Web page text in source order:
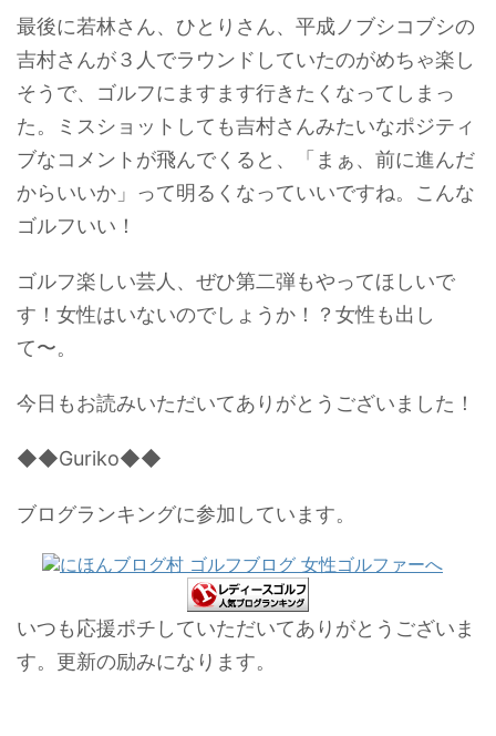
最後に若林さん、ひとりさん、平成ノブシコブシの
吉村さんが３人でラウンドしていたのがめちゃ楽し
そうで、ゴルフにますます行きたくなってしまっ
た。ミスショットしても吉村さんみたいなポジティ
ブなコメントが飛んでくると、「まぁ、前に進んだ
からいいか」って明るくなっていいですね。こんな
ゴルフいい！
ゴルフ楽しい芸人、ぜひ第二弾もやってほしいで
す！女性はいないのでしょうか！？女性も出し
て〜。
今日もお読みいただいてありがとうございました！
◆◆Guriko◆◆
ブログランキングに参加しています。
いつも応援ポチしていただいてありがとうございま
す。更新の励みになります。